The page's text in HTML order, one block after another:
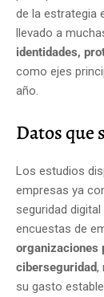
de la estrategia
llevado a
identidades,
como ejes
año.
Datos que
Los estudios
empresas ya
seguridad
encuestas de
organizaciones
ciberseguridad,
su gasto